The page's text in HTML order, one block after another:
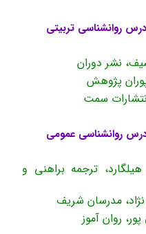
روانشناسی تربیتی
نشر دوران
پژوهش
سمت
درس روانشناسی عمومی
ترجمه براهنی و
مدرسان شریف
روان آموز